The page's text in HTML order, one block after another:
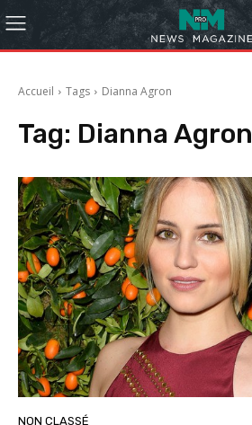
Accueil Tags Dianna Agron
Tag: Dianna Agron
NON CLASSÉ